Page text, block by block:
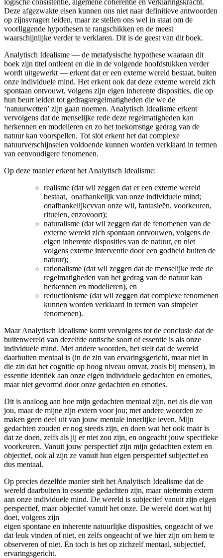
Deze afgezwakte eisen kunnen ons niet naar definitieve antwoorden
op zijnsvragen leiden, maar ze stellen ons wel in staat om de
voorliggende hypothesen te rangschikken en de meest
waarschijnlijke verder te verklaren. Dit is de geest van dit boek.
Analytisch Idealisme — de metafysische hypothese waaraan dit
boek zijn titel ontleent en die in de volgende hoofdstukken verder
wordt uitgewerkt — erkent dat er een externe wereld bestaat, buiten
onze individuele mind. Het erkent ook dat deze externe wereld zich
spontaan ontvouwt, volgens zijn eigen inherente disposities, die op
hun beurt leiden tot gedragsregelmatigheden die we de
‘natuurwetten’ zijn gaan noemen. Analytisch Idealisme erkent
vervolgens dat de menselijke rede deze regelmatigheden kan
herkennen en modelleren en zo het toekomstige gedrag van de
natuur kan voorspellen. Tot slot erkent het dat complexe
natuurverschijnselen voldoende kunnen worden verklaard in termen
van eenvoudigere fenomenen.
Op deze manier erkent het Analytisch Idealisme:
realisme (dat wil zeggen dat er een externe wereld
bestaat, onafhankelijk van onze individuele mind;
onafhankelijkcvvan onze wil, fantasieën, voorkeuren,
rituelen, enzovoort);
naturalisme (dat wil zeggen dat de fenomenen van de
externe wereld zich spontaan ontvouwen, volgens de
eigen inherente disposities van de natuur, en niet
volgens externe interventie door een godheid buiten de
natuur);
rationalisme (dat wil zeggen dat de menselijke rede de
regelmatigheden van het gedrag van de natuur kan
herkennen en modelleren), en
reductionisme (dat wil zeggen dat complexe fenomenen
kunnen worden verklaard in termen van simpeler
fenomenen).
Maar Analytisch Idealisme komt vervolgens tot de conclusie dat de
buitenwereld van dezelfde ontische soort of essentie is als onze
individuele mind. Met andere woorden, het stelt dat de wereld
daarbuiten mentaal is (in de zin van ervaringsgericht, maar niet in
die zin dat het cognitie op hoog niveau omvat, zoals bij mensen), in
essentie identiek aan onze eigen individuele gedachten en emoties,
maar niet gevormd door onze gedachten en emoties.
Dit is analoog aan hoe mijn gedachten mentaal zijn, net als die van
jou, maar de mijne zijn extern voor jou; met andere woorden ze
maken geen deel uit van jouw mentale innerlijke leven. Mijn
gedachten zouden er nog steeds zijn, en doen wat het ook maar is
dat ze doen, zelfs als jij er niet zou zijn, en ongeacht jouw specifieke
voorkeuren. Vanuit jouw perspectief zijn mijn gedachten extern en
objectief, ook al zijn ze vanuit hun eigen perspectief subjectief en
dus mentaal.
Op precies dezelfde manier stelt het Analytisch Idealisme dat de
wereld daarbuiten in essentie gedachten zijn, maar niettemin extern
aan onze individuele mind. De wereld is subjectief vanuit zijn eigen
perspectief, maar objectief vanuit het onze. De wereld doet wat hij
doet, volgens zijn
eigen spontane en inherente natuurlijke disposities, ongeacht of we
dat leuk vinden of niet, en zelfs ongeacht of we hier zijn om hem te
observeren of niet. En toch is het op zichzelf mentaal, subjectief,
ervaringsgericht.